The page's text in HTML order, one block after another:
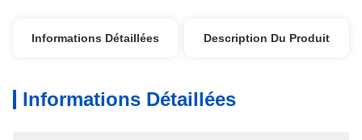
Informations Détaillées Description Du Produit
Informations Détaillées